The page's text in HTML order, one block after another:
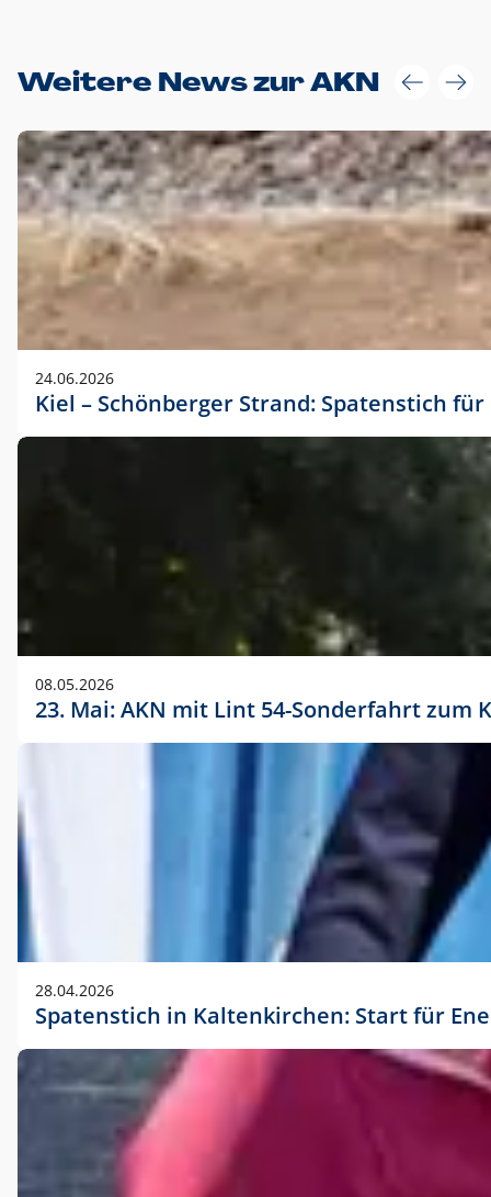
Weitere News zur AKN
24.06.2026
Kiel – Schönberger Strand: Spatenstich
08.05.2026
23. Mai: AKN mit Lint 54-Sonderfahrt
28.04.2026
Spatenstich in Kaltenkirchen: Start für